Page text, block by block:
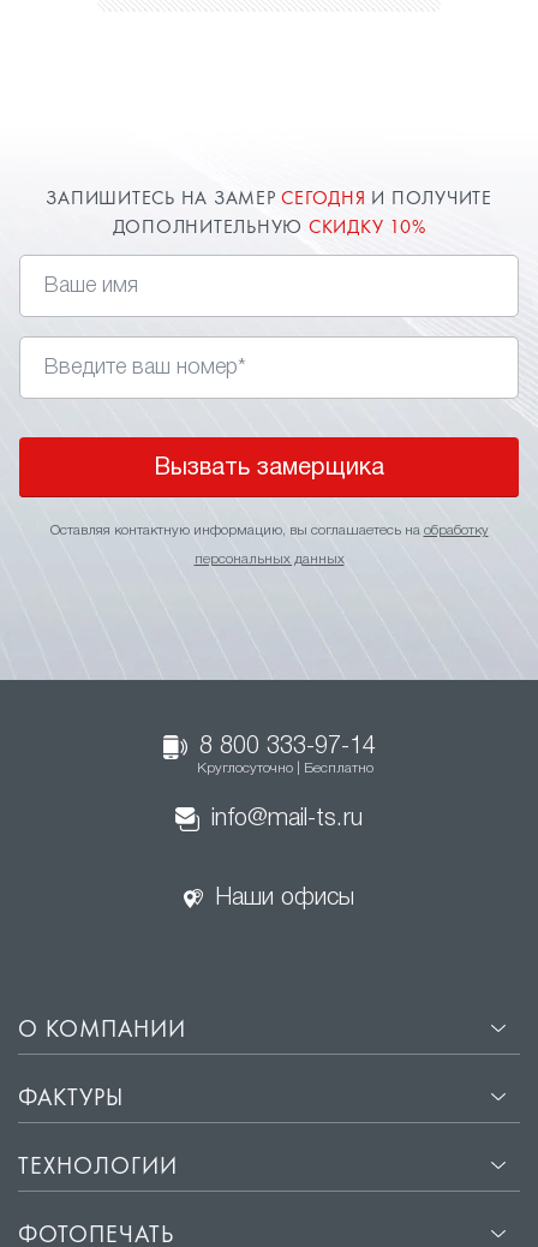
ЗАПИШИТЕСЬ НА ЗАМЕРСЕГОДНЯ И ПОЛУЧИТЕ
ДОПОЛНИТЕЛЬНУЮ СКИДКУ 10%
Вызвать замерщика
Оставляя контактную информацию, вы соглашаетесь на обработку
персональных данных
8 800 333-97-14
Круглосуточно | Бесплатно
info@mail-ts.ru
Наши офисы
О КОМПАНИИ
ФАКТУРЫ
ТЕХНОЛОГИИ
ФОТОПЕЧАТЬ